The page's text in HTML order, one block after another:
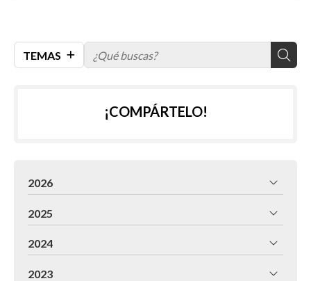
TEMAS
¡COMPÁRTELO!
2026
2025
2024
2023